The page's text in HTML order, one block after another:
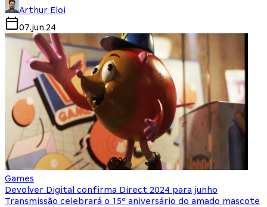
Arthur Eloi
07.jun.24
Games
Devolver Digital confirma Direct 2024 para junho
Transmissão celebrará o 15º aniversário do amado mascote